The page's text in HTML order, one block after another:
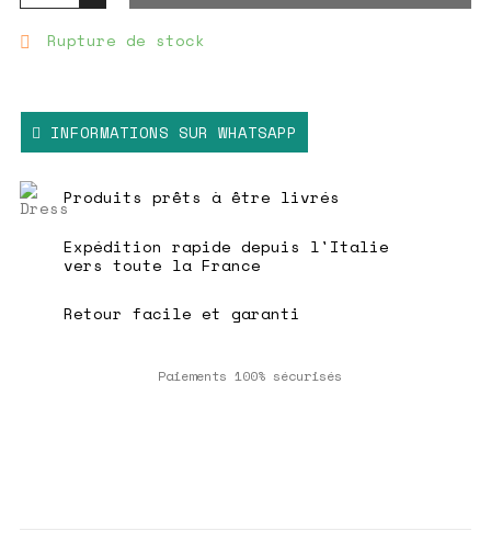
La modella è alta 1,70 m e indossa una taglia
M.
 Rupture de stock
INFORMATIONS SUR WHATSAPP
Produits prêts à être livrés
Expédition rapide depuis l'Italie
vers toute la France
Retour facile et garanti
Paiements 100% sécurisés